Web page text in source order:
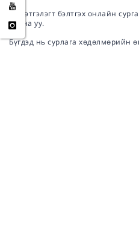
Та Тэтгэлэгт бэлтгэх онлайн
дарна уу.
Бүгдэд нь сурлага хөдөлмөрийн